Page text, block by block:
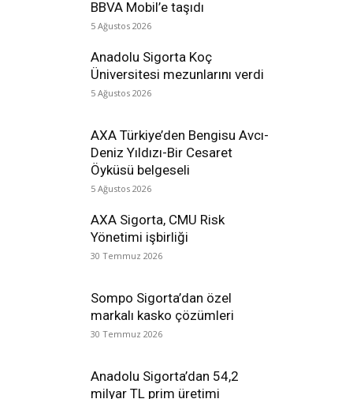
BBVA Mobil’e taşıdı
5 Ağustos 2026
Anadolu Sigorta Koç
Üniversitesi mezunlarını verdi
5 Ağustos 2026
AXA Türkiye’den Bengisu Avcı-
Deniz Yıldızı-Bir Cesaret
Öyküsü belgeseli
5 Ağustos 2026
AXA Sigorta, CMU Risk
Yönetimi işbirliği
30 Temmuz 2026
Sompo Sigorta’dan özel
markalı kasko çözümleri
30 Temmuz 2026
Anadolu Sigorta’dan 54,2
milyar TL prim üretimi